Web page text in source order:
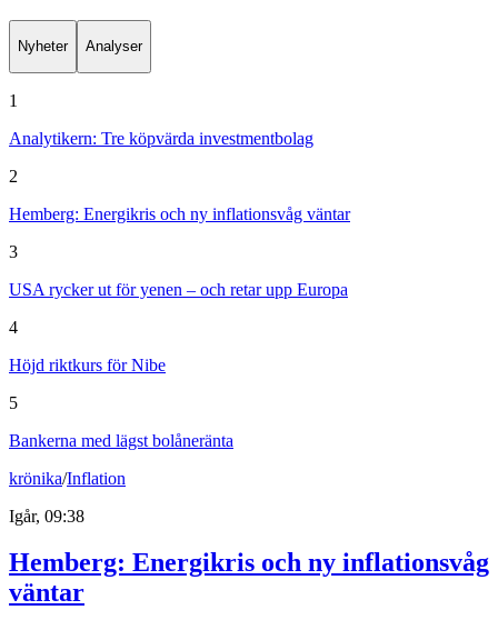
Nyheter Analyser
1
Analytikern: Tre köpvärda investmentbolag
2
Hemberg: Energikris och ny inflationsvåg väntar
3
USA rycker ut för yenen – och retar upp Europa
4
Höjd riktkurs för Nibe
5
Bankerna med lägst bolåneränta
krönika/Inflation
Igår, 09:38
Hemberg: Energikris och ny inflationsvåg
väntar